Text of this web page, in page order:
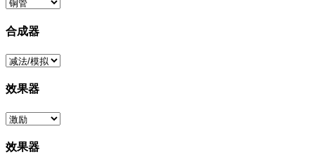
合成器
效果器
效果器